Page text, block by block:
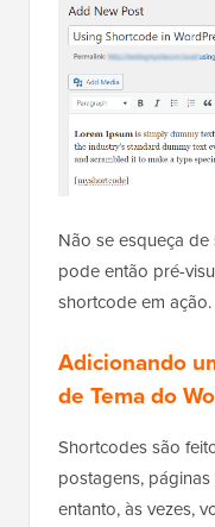
Não se esqueça de
pode então pré-
shortcode em ação.
Adicionando
de Tema do
Shortcodes são
postagens,
entanto, às vezes,